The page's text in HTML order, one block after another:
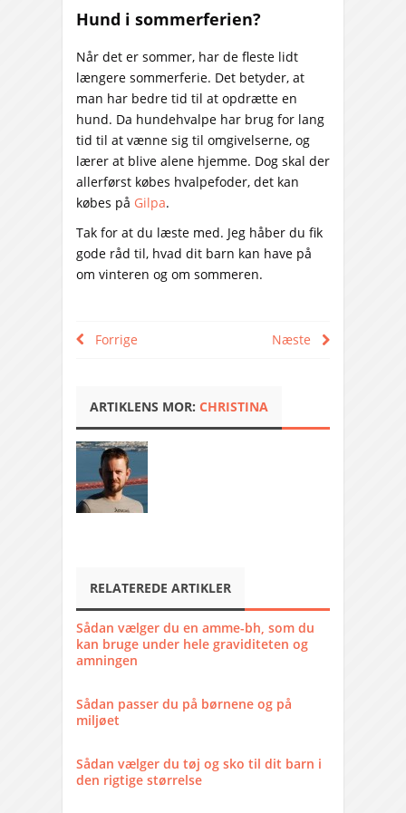
Hund i sommerferien?
Når det er sommer, har de fleste lidt
længere sommerferie. Det betyder, at
man har bedre tid til at opdrætte en
hund. Da hundehvalpe har brug for lang
tid til at vænne sig til omgivelserne, og
lærer at blive alene hjemme. Dog skal der
allerførst købes hvalpefoder, det kan
købes på Gilpa.
Tak for at du læste med. Jeg håber du fik
gode råd til, hvad dit barn kan have på
om vinteren og om sommeren.
Forrige Næste
ARTIKLENS MOR: CHRISTINA
RELATEREDE ARTIKLER
Sådan vælger du en amme-bh, som du
kan bruge under hele graviditeten og
amningen
Sådan passer du på børnene og på
miljøet
Sådan vælger du tøj og sko til dit barn i
den rigtige størrelse